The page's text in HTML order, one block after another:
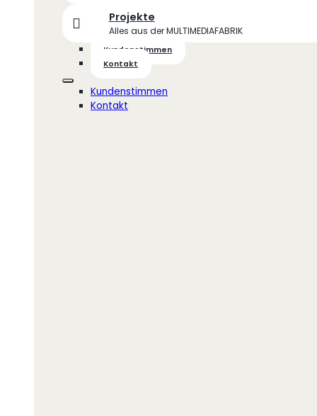
Projekte
Alles aus der MULTIMEDIAFABRIK
Kundenstimmen
Kontakt
Kundenstimmen
Kontakt